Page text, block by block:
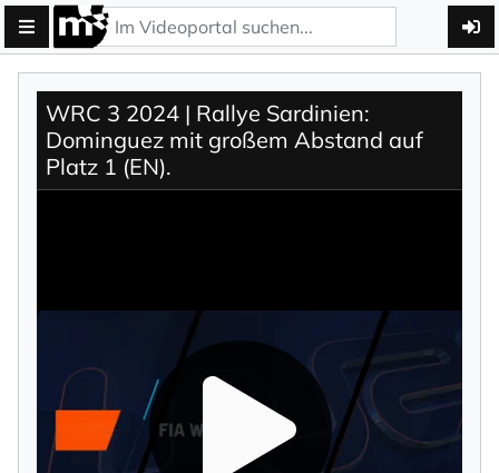
WRC 3 2024 | Rallye Sardinien:
Dominguez mit großem Abstand auf
Platz 1 (EN).